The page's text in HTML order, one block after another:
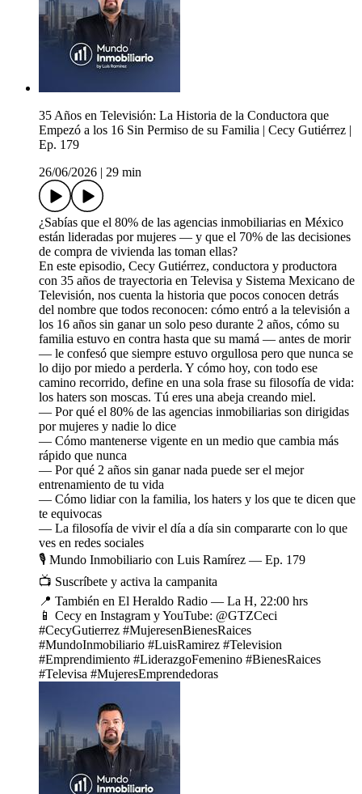
35 Años en Televisión: La Historia de la Conductora que
Empezó a los 16 Sin Permiso de su Familia | Cecy Gutiérrez |
Ep. 179
26/06/2026
29 min
¿Sabías que el 80% de las agencias inmobiliarias en México
están lideradas por mujeres — y que el 70% de las decisiones
de compra de vivienda las toman ellas?
En este episodio, Cecy Gutiérrez, conductora y productora
con 35 años de trayectoria en Televisa y Sistema Mexicano de
Televisión, nos cuenta la historia que pocos conocen detrás
del nombre que todos reconocen: cómo entró a la televisión a
los 16 años sin ganar un solo peso durante 2 años, cómo su
familia estuvo en contra hasta que su mamá — antes de morir
— le confesó que siempre estuvo orgullosa pero que nunca se
lo dijo por miedo a perderla. Y cómo hoy, con todo ese
camino recorrido, define en una sola frase su filosofía de vida:
los haters son moscas. Tú eres una abeja creando miel.
— Por qué el 80% de las agencias inmobiliarias son dirigidas
por mujeres y nadie lo dice
— Cómo mantenerse vigente en un medio que cambia más
rápido que nunca
— Por qué 2 años sin ganar nada puede ser el mejor
entrenamiento de tu vida
— Cómo lidiar con la familia, los haters y los que te dicen que
te equivocas
— La filosofía de vivir el día a día sin compararte con lo que
ves en redes sociales
🎙️ Mundo Inmobiliario con Luis Ramírez — Ep. 179
📺 Suscríbete y activa la campanita
📍 También en El Heraldo Radio — La H, 22:00 hrs
📱 Cecy en Instagram y YouTube: @GTZCeci
#CecyGutierrez #MujeresenBienesRaices
#MundoInmobiliario #LuisRamirez #Television
#Emprendimiento #LiderazgoFemenino #BienesRaices
#Televisa #MujeresEmprendedoras